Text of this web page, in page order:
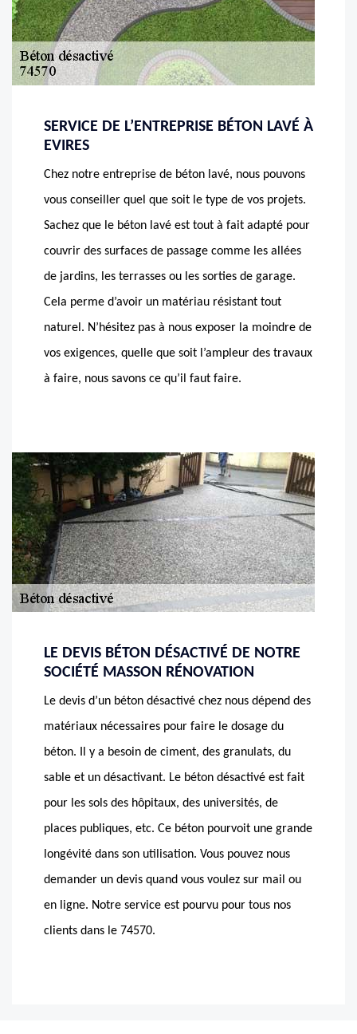
SERVICE DE L’ENTREPRISE BÉTON LAVÉ À
EVIRES
Chez notre entreprise de béton lavé, nous pouvons
vous conseiller quel que soit le type de vos projets.
Sachez que le béton lavé est tout à fait adapté pour
couvrir des surfaces de passage comme les allées
de jardins, les terrasses ou les sorties de garage.
Cela perme d’avoir un matériau résistant tout
naturel. N’hésitez pas à nous exposer la moindre de
vos exigences, quelle que soit l’ampleur des travaux
à faire, nous savons ce qu’il faut faire.
LE DEVIS BÉTON DÉSACTIVÉ DE NOTRE
SOCIÉTÉ MASSON RÉNOVATION
Le devis d’un béton désactivé chez nous dépend des
matériaux nécessaires pour faire le dosage du
béton. Il y a besoin de ciment, des granulats, du
sable et un désactivant. Le béton désactivé est fait
pour les sols des hôpitaux, des universités, de
places publiques, etc. Ce béton pourvoit une grande
longévité dans son utilisation. Vous pouvez nous
demander un devis quand vous voulez sur mail ou
en ligne. Notre service est pourvu pour tous nos
clients dans le 74570.